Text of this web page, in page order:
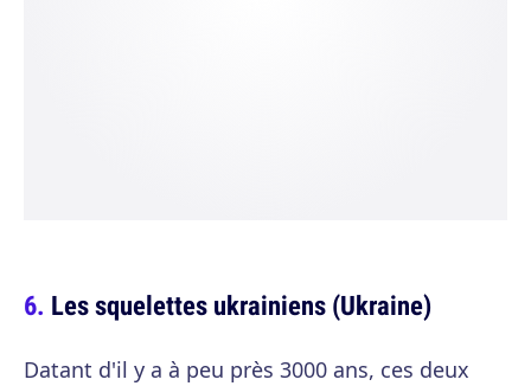
Les squelettes ukrainiens (Ukraine)
Datant d'il y a à peu près 3000 ans, ces deux